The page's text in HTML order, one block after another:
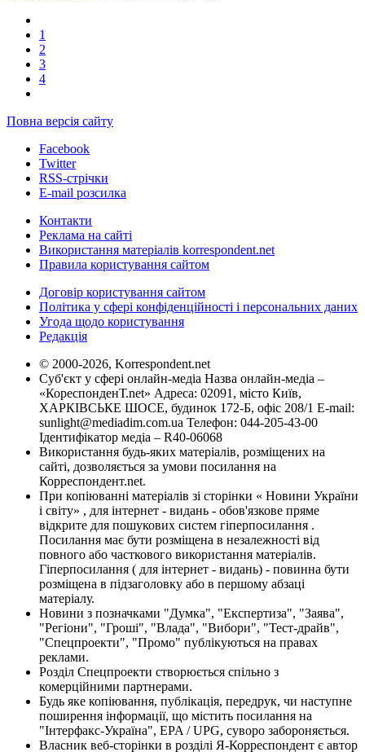
1
2
3
4
Повна версія сайту
Facebook
Twitter
RSS-стрічки
E-mail розсилка
Контакти
Реклама на сайті
Використання матеріалів korrespondent.net
Правила користування сайтом
Договір користування сайтом
Політика у сфері конфіденційності і персональних даних
Угода щодо користування
Редакція
© 2000-2026, Korrespondent.net
Суб'єкт у сфері онлайн-медіа Назва онлайн-медіа –
«КореспонденТ.net» Адреса: 02091, місто Київ,
ХАРКІВСЬКЕ ШОСЕ, будинок 172-Б, офіс 208/1 E-mail:
sunlight@mediadim.com.ua Телефон: 044-205-43-00
Ідентифікатор медіа – R40-06068
Використання будь-яких матеріалів, розміщених на
сайті, дозволяється за умови посилання на
Корреспондент.net.
При копіюванні матеріалів зі сторінки « Новини України
і світу» , для інтернет - видань - обов'язкове пряме
відкрите для пошукових систем гіперпосилання .
Посилання має бути розміщена в незалежності від
повного або часткового використання матеріалів.
Гіперпосилання ( для інтернет - видань) - повинна бути
розміщена в підзаголовку або в першому абзаці
матеріалу.
Новини з позначками "Думка", "Експертиза", "Заява",
"Регіони", "Гроші", "Влада", "Вибори", "Тест-драйв",
"Спецпроекти", "Промо" публікуються на правах
реклами.
Розділ Спецпроекти створюється спільно з
комерційними партнерами.
Будь яке копіювання, публікація, передрук, чи наступне
поширення інформації, що містить посилання на
"Інтерфакс-Україна", EPA / UPG, суворо забороняється.
Власник веб-сторінки в розділі Я-Корреспондент є автор